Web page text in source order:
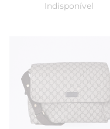
Indisponível